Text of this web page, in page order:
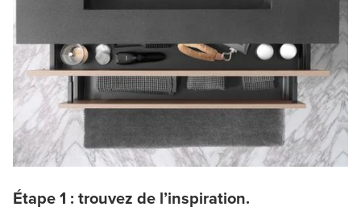
Étape 1 : trouvez de l’inspiration.